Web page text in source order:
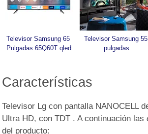
Televisor Samsung 65
Pulgadas 65Q60T qled
Televisor Samsung 55
pulgadas
Características
Televisor Lg con pantalla NANOCELL
Ultra HD, con TDT . A continuación las
del producto: